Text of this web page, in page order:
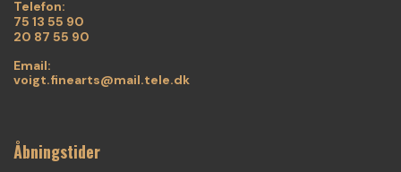
Telefon:
75 13 55 90
20 87 55 90
Email:
voigt.finearts@mail.tele.dk
Åbningstider